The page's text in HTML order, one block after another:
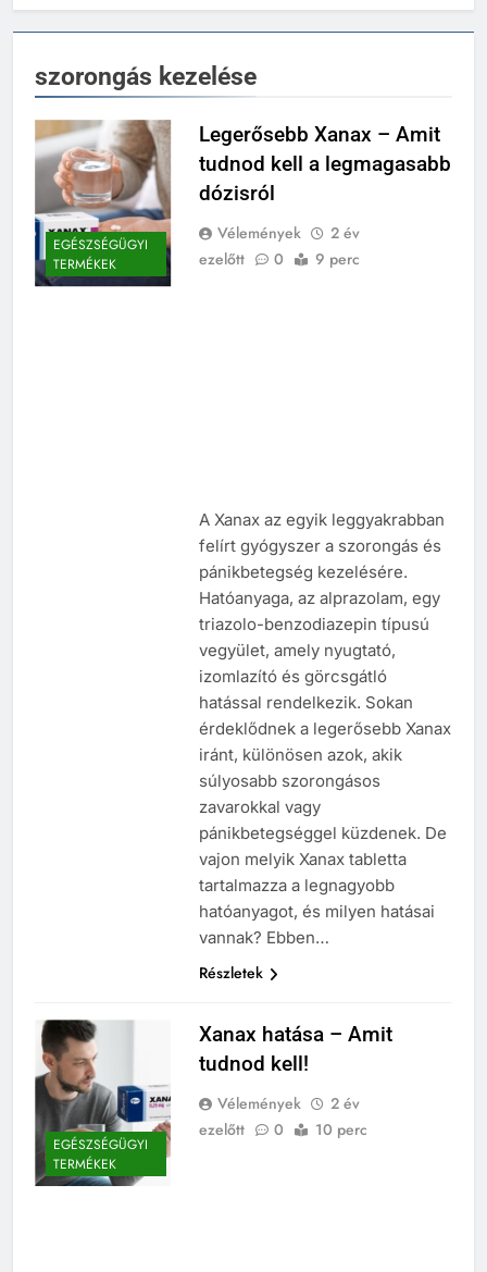
szorongás kezelése
EGÉSZSÉGÜGYI
TERMÉKEK
Legerősebb Xanax – Amit
tudnod kell a legmagasabb
dózisról
Vélemények
2 év
ezelőtt
0 9 perc
A Xanax az egyik leggyakrabban
felírt gyógyszer a szorongás és
pánikbetegség kezelésére.
Hatóanyaga, az alprazolam, egy
triazolo-benzodiazepin típusú
vegyület, amely nyugtató,
izomlazító és görcsgátló
hatással rendelkezik. Sokan
érdeklődnek a legerősebb Xanax
iránt, különösen azok, akik
súlyosabb szorongásos
zavarokkal vagy
pánikbetegséggel küzdenek. De
vajon melyik Xanax tabletta
tartalmazza a legnagyobb
hatóanyagot, és milyen hatásai
vannak? Ebben…
Részletek
EGÉSZSÉGÜGYI
TERMÉKEK
Xanax hatása – Amit
tudnod kell!
Vélemények
2 év
ezelőtt
0 10 perc